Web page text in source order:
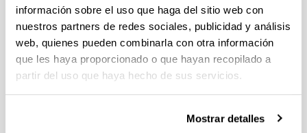
información sobre el uso que haga del sitio web con
nuestros partners de redes sociales, publicidad y análisis
web, quienes pueden combinarla con otra información
que les haya proporcionado o que hayan recopilado a
partir del uso que haya hecho de sus servicios.
Mostrar detalles
Spatial variations in size, weight
and condition factor of the females
of Acartia clausi (Copepoda:
Calanoida) along a salinity gradient
in two contrasting estuaries of the
Basque coast (Bay of Biscay